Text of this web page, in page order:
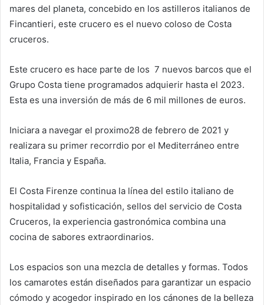
mares del planeta, concebido en los astilleros italianos de
Fincantieri, este crucero es el nuevo coloso de Costa
cruceros.
Este crucero es hace parte de los 7 nuevos barcos que el
Grupo Costa tiene programados adquierir hasta el 2023.
Esta es una inversión de más de 6 mil millones de euros.
Iniciara a navegar el proximo28 de febrero de 2021 y
realizara su primer recorrdio por el Mediterráneo entre
Italia, Francia y España.
El Costa Firenze continua la línea del estilo italiano de
hospitalidad y sofisticación, sellos del servicio de Costa
Cruceros, la experiencia gastronómica combina una
cocina de sabores extraordinarios.
Los espacios son una mezcla de detalles y formas. Todos
los camarotes están diseñados para garantizar un espacio
cómodo y acogedor inspirado en los cánones de la belleza